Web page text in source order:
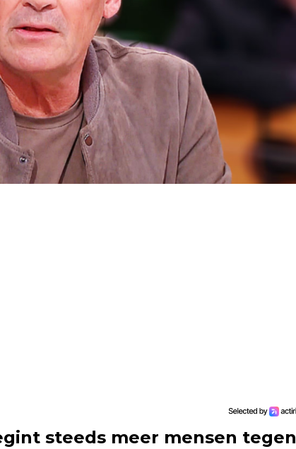
steeds meer mensen tegen